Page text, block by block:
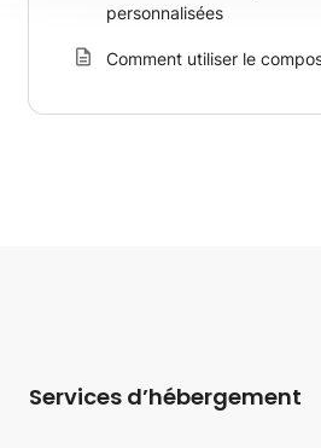
personnalisées
Comment utiliser le
Services d’hébergement